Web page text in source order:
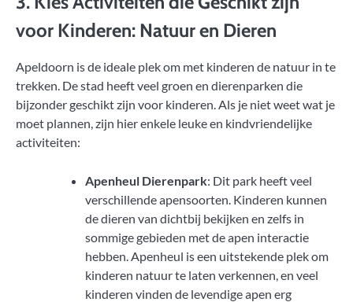
voor Kinderen: Natuur en Dieren
Apeldoorn is de ideale plek om met kinderen de natuur in te
trekken. De stad heeft veel groen en dierenparken die
bijzonder geschikt zijn voor kinderen. Als je niet weet wat je
moet plannen, zijn hier enkele leuke en kindvriendelijke
activiteiten:
Apenheul Dierenpark: Dit park heeft veel
verschillende apensoorten. Kinderen kunnen
de dieren van dichtbij bekijken en zelfs in
sommige gebieden met de apen interactie
hebben. Apenheul is een uitstekende plek om
kinderen natuur te laten verkennen, en veel
kinderen vinden de levendige apen erg